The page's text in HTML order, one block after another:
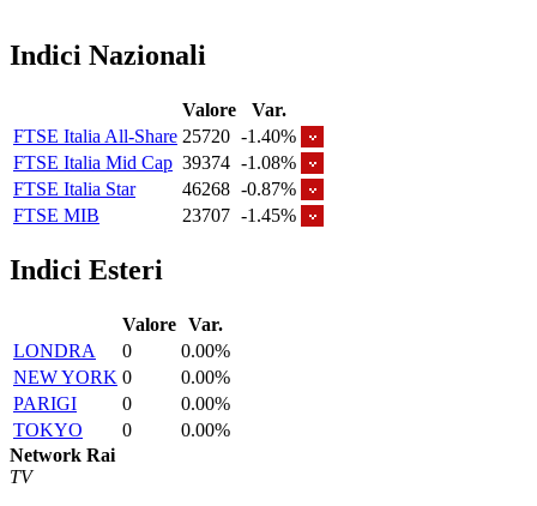
Indici Nazionali
Valore
Var.
FTSE Italia All-Share 25720 -1.40%
FTSE Italia Mid Cap 39374 -1.08%
FTSE Italia Star
46268 -0.87%
FTSE MIB
23707 -1.45%
Indici Esteri
Valore Var.
LONDRA
0
0.00%
NEW YORK 0
0.00%
PARIGI
0
0.00%
TOKYO
0
0.00%
Network Rai
TV